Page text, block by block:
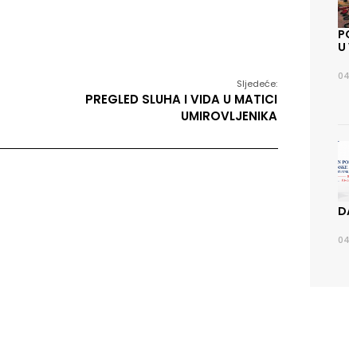
Sljedeće:
PREGLED SLUHA I VIDA U MATICI
UMIROVLJENIKA